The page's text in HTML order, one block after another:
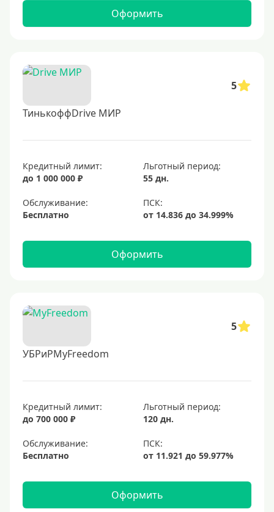
Оформить
5
ТинькоффDrive МИР
Кредитный лимит:
до 1 000 000 ₽
Льготный период:
55 дн.
Обслуживание:
Бесплатно
Оформить
5
УБРиРMyFreedom
Кредитный лимит:
до 700 000 ₽
Льготный период:
120 дн.
Обслуживание:
Бесплатно
Оформить